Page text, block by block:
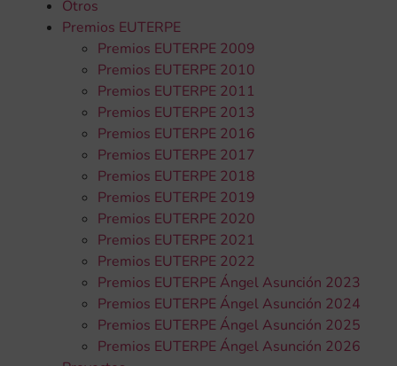
Otros
Premios EUTERPE
Premios EUTERPE 2009
Premios EUTERPE 2010
Premios EUTERPE 2011
Premios EUTERPE 2013
Premios EUTERPE 2016
Premios EUTERPE 2017
Premios EUTERPE 2018
Premios EUTERPE 2019
Premios EUTERPE 2020
Premios EUTERPE 2021
Premios EUTERPE 2022
Premios EUTERPE Ángel Asunción 2023
Premios EUTERPE Ángel Asunción 2024
Premios EUTERPE Ángel Asunción 2025
Premios EUTERPE Ángel Asunción 2026